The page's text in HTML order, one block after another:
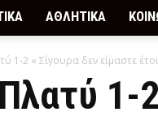
ΑΘΛΗΤΙΚΑ
1-2 « Σίγουρα δεν είμαστε
1-